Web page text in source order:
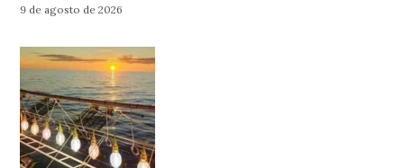
9 de agosto de 2026